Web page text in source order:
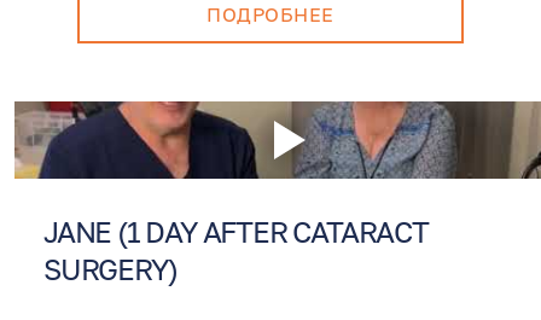
ПОДРОБНЕЕ
JANE (1 DAY AFTER CATARACT
SURGERY)